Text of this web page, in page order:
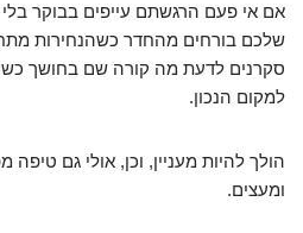
אם אי פעם הרגשתם עייפים בבוקר
שלכם בורחים מהחדר כשהנחירות
סקרנים לדעת מה קורה שם בחושך
למקום הנכון.
הולך להיות מעניין, וכן, אולי גם
ומעצים.